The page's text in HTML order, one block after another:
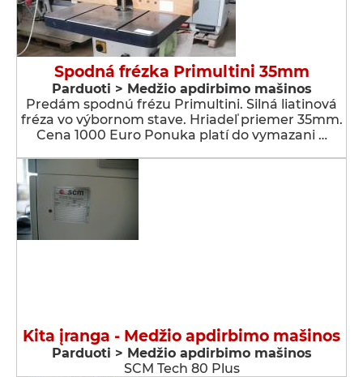
Spodná frézka Primultini 35mm
Parduoti > Medžio apdirbimo mašinos
Predám spodnú frézu Primultini. Silná liatinová
fréza vo výbornom stave. Hriadeľ priemer 35mm.
Cena 1000 Euro Ponuka platí do vymazani …
Kita įranga - Medžio apdirbimo mašinos
Parduoti > Medžio apdirbimo mašinos
SCM Tech 80 Plus